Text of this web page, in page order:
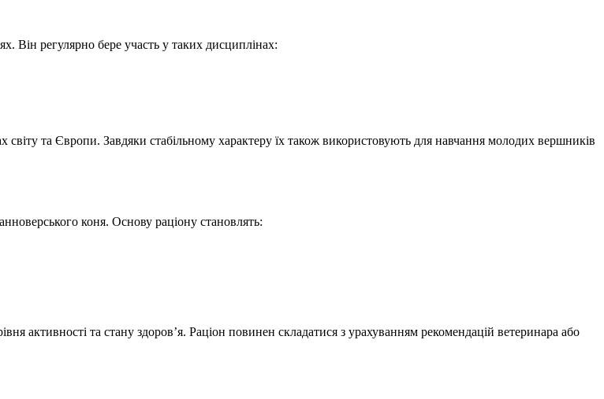
Він регулярно бере участь у таких дисциплінах:
світу та Європи. Завдяки стабільному характеру їх також використовують для навчання молодих вершників
коня. Основу раціону становлять:
активності та стану здоров’я. Раціон повинен складатися з урахуванням рекомендацій ветеринара або